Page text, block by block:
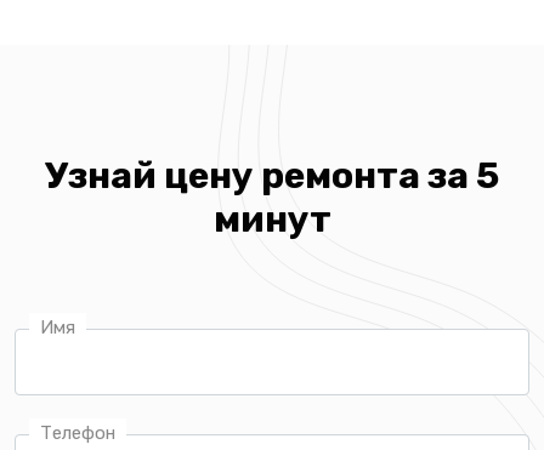
Узнай цену ремонта за 5
минут
Имя
Телефон